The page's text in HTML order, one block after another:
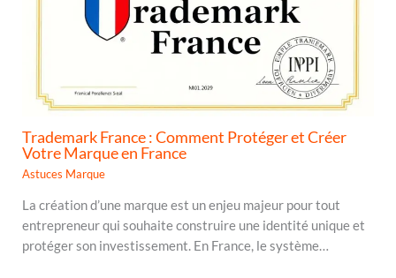
Trademark France : Comment Protéger et Créer
Votre Marque en France
Astuces Marque
La création d’une marque est un enjeu majeur pour tout
entrepreneur qui souhaite construire une identité unique et
protéger son investissement. En France, le système…